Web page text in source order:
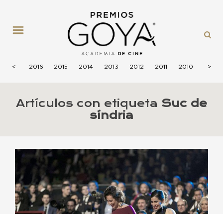
<
2017 2016 2015 2014 2013 2012 2011 2010 2009
>
Artículos con etiqueta Suc de
síndria